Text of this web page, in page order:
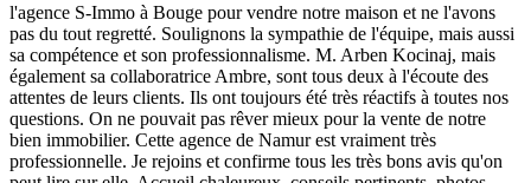
l'agence S-Immo à Bouge pour vendre notre maison et ne l'avons
pas du tout regretté. Soulignons la sympathie de l'équipe, mais aussi
sa compétence et son professionnalisme. M. Arben Kocinaj, mais
également sa collaboratrice Ambre, sont tous deux à l'écoute des
attentes de leurs clients. Ils ont toujours été très réactifs à toutes nos
questions. On ne pouvait pas rêver mieux pour la vente de notre
bien immobilier. Cette agence de Namur est vraiment très
professionnelle. Je rejoins et confirme tous les très bons avis qu'on